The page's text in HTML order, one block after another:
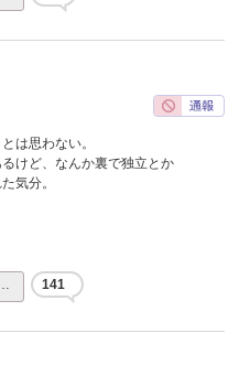
は思わない。
けど、なんか裏で独立とか
気分。
141